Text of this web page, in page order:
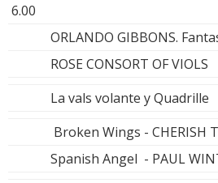
6.00
ORLANDO GIBBONS.
ROSE CONSORT OF VIOLS
La vals volante y Quadrille
Broken Wings - CHERISH
Spanish Angel - PAUL